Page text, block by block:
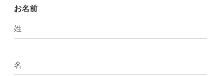
お名前
姓
名